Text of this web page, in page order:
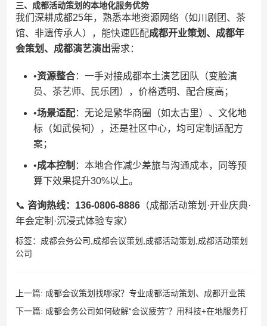
​三、成都活动策划的本地化服务优势​
我们深耕成都25年，熟悉本地资源网络（如川剧团、茶
馆、非遗传承人），能快速匹配​​成都开业策划、成都年
会策划、成都演艺演出​​需求：
•​​资源整合​​：一手对接成都本土演艺团队（变脸演
员、茶艺师、民乐团），价格透明、配合度高；
•​​场景适配​​：无论是繁华商圈（如太古里）、文化地
标（如武侯祠），还是社区中心，均可定制适配方
案；
•​​成本控制​ ​：本地合作减少差旅与沟通成本，同等预
算下效果提升30%以上。
📞 ​ ​咨询热线：136-0806-8886​​（成都活动策划·开业庆典·
年会定制·沉浸式体验专家）
标签： 成都会务公司,成都会议策划 ,成都活动策划 ,成都活动策划
公司
上一篇: 成都会议策划找哪家？专业成都活动策划、成都开业策
划、成都会务公司、成都年会策划，成都演艺演出赋能会议​
下一篇: 成都会务公司如何破解“会议疲劳”？用科技+在地服务打